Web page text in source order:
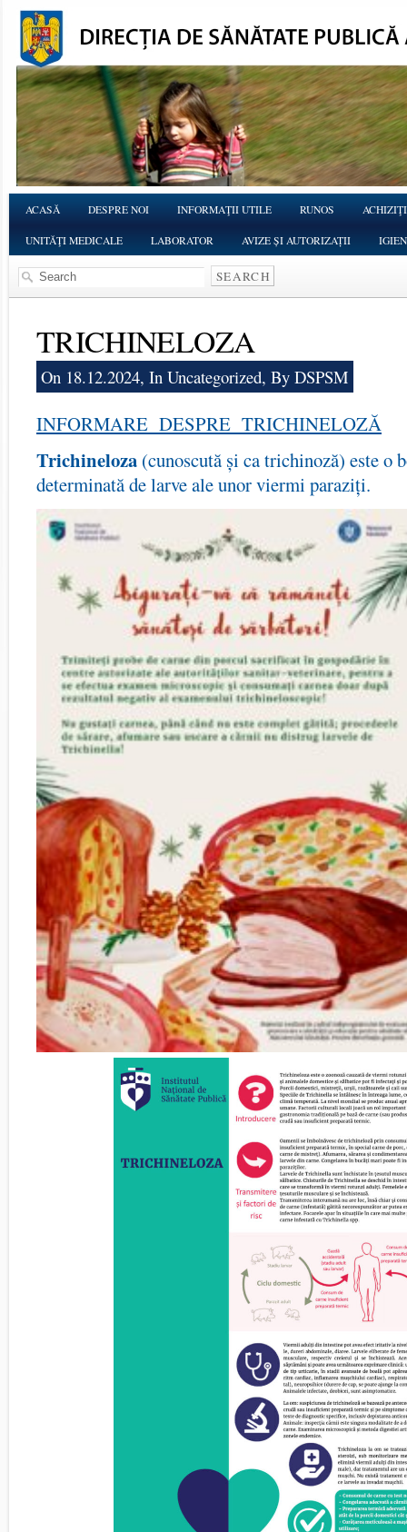
ACASĂ DESPRE NOI INFORMAŢII UTILE RUNOS
UNITĂŢI MEDICALE LABORATOR AVIZE ȘI AUTORIZAȚII
TRICHINELOZA
On 18.12.2024, In Uncategorized, By DSPSM
INFORMARE DESPRE TRICHINELOZĂ
Trichineloza (cunoscută și ca trichinoză) este o
determinată de larve ale unor viermi paraziți.